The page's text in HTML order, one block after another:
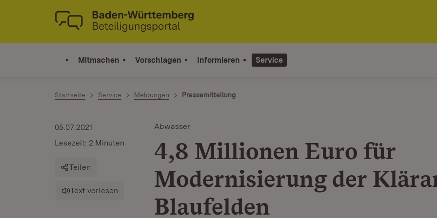
Zum Inhalt springen
Link zur Startseite
Mitmachen Vorschlagen Informieren Service
Startseite Service Meldungen Pressemitteilung
Abwasser
4,8 Millionen Euro für
Modernisierung der
Blaufelden
05.07.2021
Lesezeit: 2 Minuten
Teilen
Text vorlesen